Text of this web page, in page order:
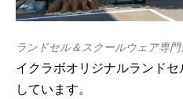
ランドセル＆スクールウェア専
イクラボオリジナルランド
しています。